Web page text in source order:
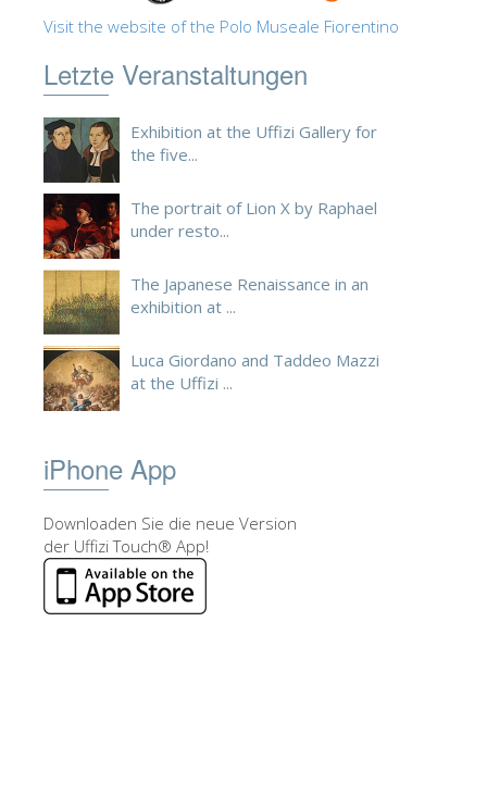
Visit the website of the Polo Museale Fiorentino
Letzte Veranstaltungen
Exhibition at the Uffizi Gallery for
the five...
The portrait of Lion X by Raphael
under resto...
The Japanese Renaissance in an
exhibition at ...
Luca Giordano and Taddeo Mazzi
at the Uffizi ...
iPhone App
Downloaden Sie die neue Version
der Uffizi Touch® App!